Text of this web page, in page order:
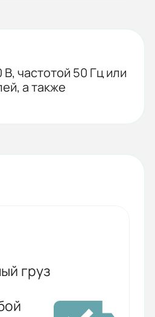
частотой 50 Гц или
а также
груз